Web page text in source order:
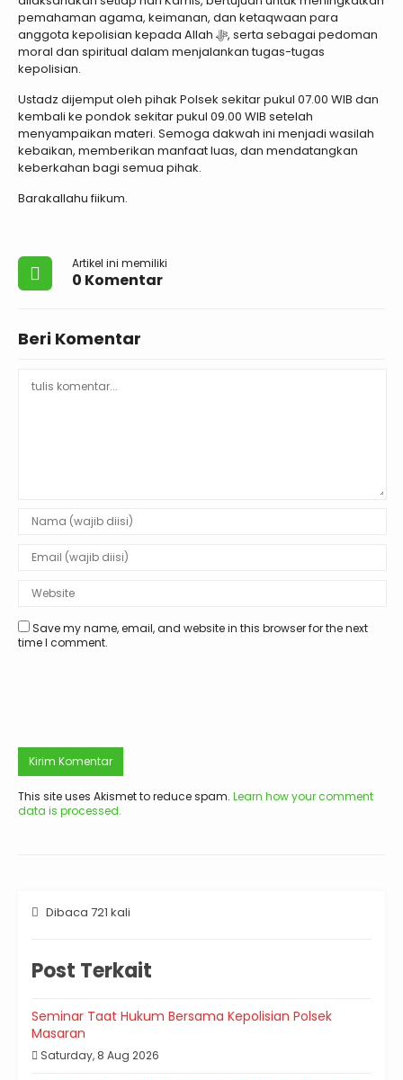
pemahaman agama, keimanan, dan ketaqwaan para
anggota kepolisian kepada Allah ﷻ, serta sebagai pedoman
moral dan spiritual dalam menjalankan tugas-tugas
kepolisian.
Ustadz dijemput oleh pihak Polsek sekitar pukul 07.00 WIB dan
kembali ke pondok sekitar pukul 09.00 WIB setelah
menyampaikan materi. Semoga dakwah ini menjadi wasilah
kebaikan, memberikan manfaat luas, dan mendatangkan
keberkahan bagi semua pihak.
Barakallahu fiikum.
Artikel ini memiliki
0 Komentar
Beri Komentar
Save my name, email, and website in this browser for the next
time I comment.
This site uses Akismet to reduce spam. Learn how your comment
data is processed.
Dibaca 721 kali
Post Terkait
Seminar Taat Hukum Bersama Kepolisian Polsek
Masaran
Saturday, 8 Aug 2026